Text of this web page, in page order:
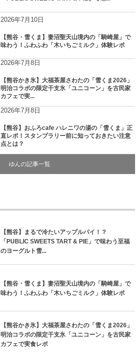
2026年7月10日
【熊谷・雪くま】妻沼聖天山境内の「騎崎屋」で
味わう！ふわふわ「木いちごミルク」体験レポ
2026年7月8日
【熊谷かき氷】大福茶屋さわたの「雪くま2026」
明治コラボの限定干支氷「ユニコーン」を古民家
カフェで実...
2026年7月8日
【熊谷】おふろcafe ハレニワの湯の「雪くま」正
直レポ！スタンプラリー前に知っておきたい注意
点とは？
ゆんの記事一覧
【熊谷】まるで冷たいアップルパイ！？
「PUBLIC SWEETS TART & PIE」で味わう至福
のヨーグルト雪...
【熊谷・雪くま】妻沼聖天山境内の「騎崎屋」で
味わう！ふわふわ「木いちごミルク」体験レポ
【熊谷かき氷】大福茶屋さわたの「雪くま2026」
明治コラボの限定干支氷「ユニコーン」を古民家
カフェで実食レポ